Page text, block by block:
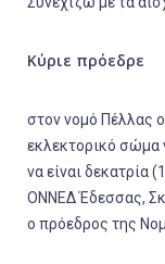
Κύριε πρόεδρε
στον νομό Πέλλας
εκλεκτορικό σώμα
να είναι δεκατρία
ΟΝΝΕΔ Έδεσσας,
ο πρόεδρος της